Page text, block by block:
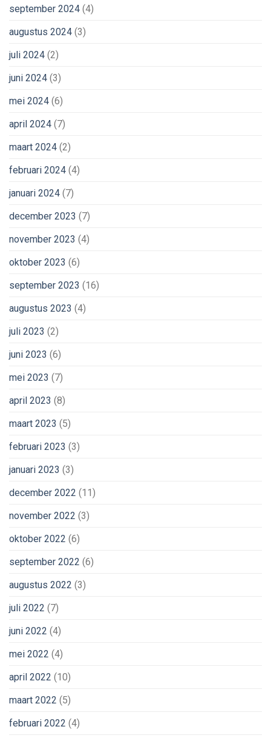
september 2024 (4)
augustus 2024 (3)
juli 2024 (2)
juni 2024 (3)
mei 2024 (6)
april 2024 (7)
maart 2024 (2)
februari 2024 (4)
januari 2024 (7)
december 2023 (7)
november 2023 (4)
oktober 2023 (6)
september 2023 (16)
augustus 2023 (4)
juli 2023 (2)
juni 2023 (6)
mei 2023 (7)
april 2023 (8)
maart 2023 (5)
februari 2023 (3)
januari 2023 (3)
december 2022 (11)
november 2022 (3)
oktober 2022 (6)
september 2022 (6)
augustus 2022 (3)
juli 2022 (7)
juni 2022 (4)
mei 2022 (4)
april 2022 (10)
maart 2022 (5)
februari 2022 (4)